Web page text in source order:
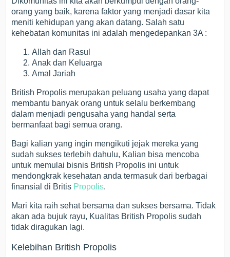
orang yang baik, karena faktor yang menjadi dasar kita
meniti kehidupan yang akan datang. Salah satu
kehebatan komunitas ini adalah mengedepankan 3A :
Allah dan Rasul
Anak dan Keluarga
Amal Jariah
British Propolis merupakan peluang usaha yang dapat
membantu banyak orang untuk selalu berkembang
dalam menjadi pengusaha yang handal serta
bermanfaat bagi semua orang.
Bagi kalian yang ingin mengikuti jejak mereka yang
sudah sukses terlebih dahulu, Kalian bisa mencoba
untuk memulai bisnis British Propolis ini untuk
mendongkrak kesehatan anda termasuk dari berbagai
finansial di Britis Propolis.
Mari kita raih sehat bersama dan sukses bersama. Tidak
akan ada bujuk rayu, Kualitas British Propolis sudah
tidak diragukan lagi.
Kelebihan British Propolis